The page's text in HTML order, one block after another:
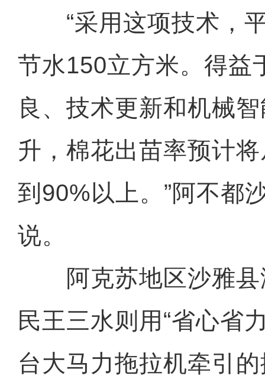
“采用这项技术，平
节水150立方米。得益
良、技术更新和机械
升，棉花出苗率预计
到90%以上。”阿不都
说。
阿克苏地区沙雅县
民王三水则用“省心省
台大马力拖拉机牵引